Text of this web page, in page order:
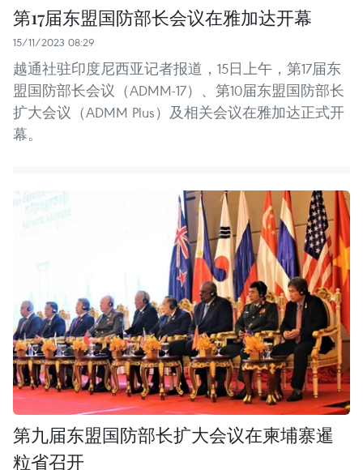
第17届东盟国防部长会议在雅加达开幕
15/11/2023 08:29
越通社驻印度尼西亚记者报道，15日上午，第17届东
盟国防部长会议（ADMM-17）、第10届东盟国防部长
扩大会议（ADMM Plus）及相关会议在雅加达正式开
幕。
第九届东盟国防部长扩大会议在柬埔寨暹
粒省召开